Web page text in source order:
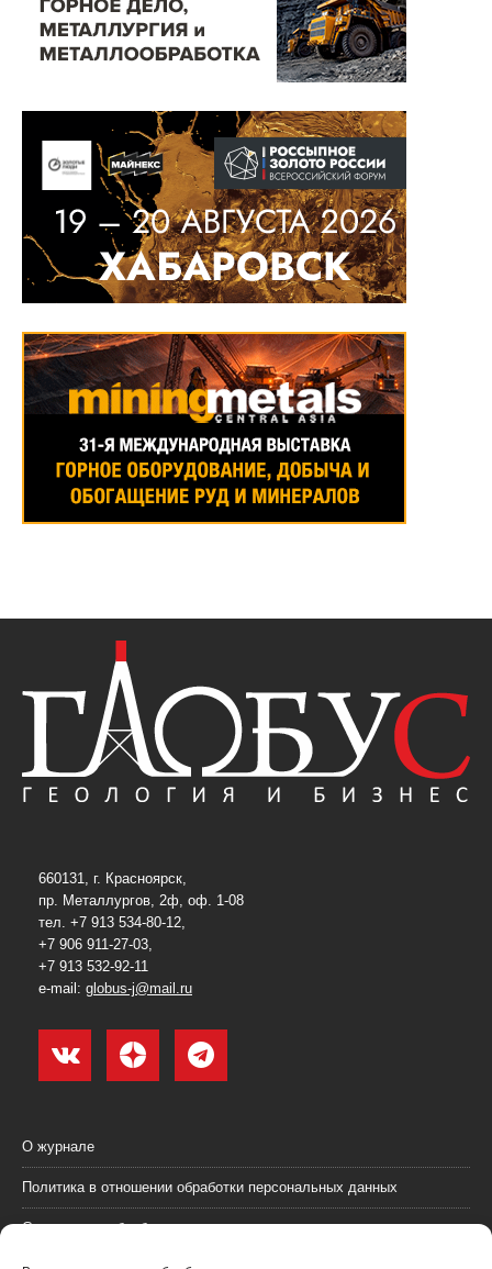
660131, г. Красноярск,
пр. Металлургов, 2ф, оф. 1-08
тел. +7 913 534-80-12,
+7 906 911-27-03,
+7 913 532-92-11
e-mail: globus-j@mail.ru
О журнале
Политика в отношении обработки персональных данных
Согласие на обработку персональных данных